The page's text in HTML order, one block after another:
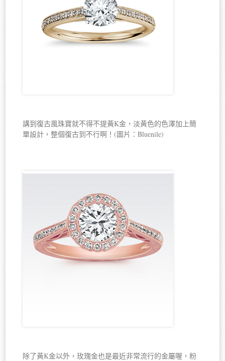
講到復古風珠寶就不得不提黃K金，淡黃色的色澤加上簡
單設計，整個復古到不行啊！(圖片：Bluenile)
除了黃K金以外，玫瑰金也是最近非常流行的金屬喔，粉